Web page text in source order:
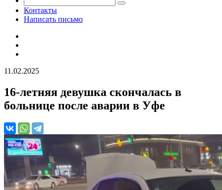
Контакты
Написать письмо
11.02.2025
16-летняя девушка скончалась в
больнице после аварии в Уфе